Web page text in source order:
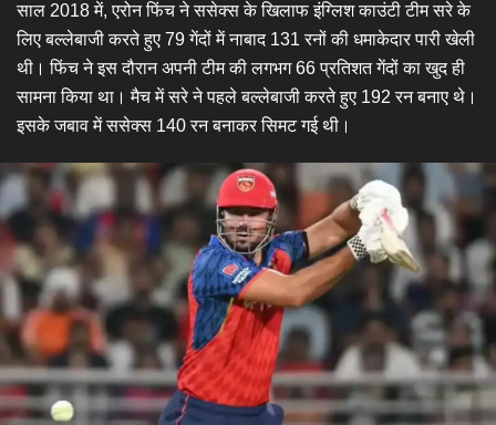
साल 2018 में, एरोन फिंच ने ससेक्स के खिलाफ इंग्लिश काउंटी टीम सरे के
लिए बल्लेबाजी करते हुए 79 गेंदों में नाबाद 131 रनों की धमाकेदार पारी खेली
थी। फिंच ने इस दौरान अपनी टीम की लगभग 66 प्रतिशत गेंदों का खुद ही
सामना किया था। मैच में सरे ने पहले बल्लेबाजी करते हुए 192 रन बनाए थे।
इसके जबाव में ससेक्स 140 रन बनाकर सिमट गई थी।